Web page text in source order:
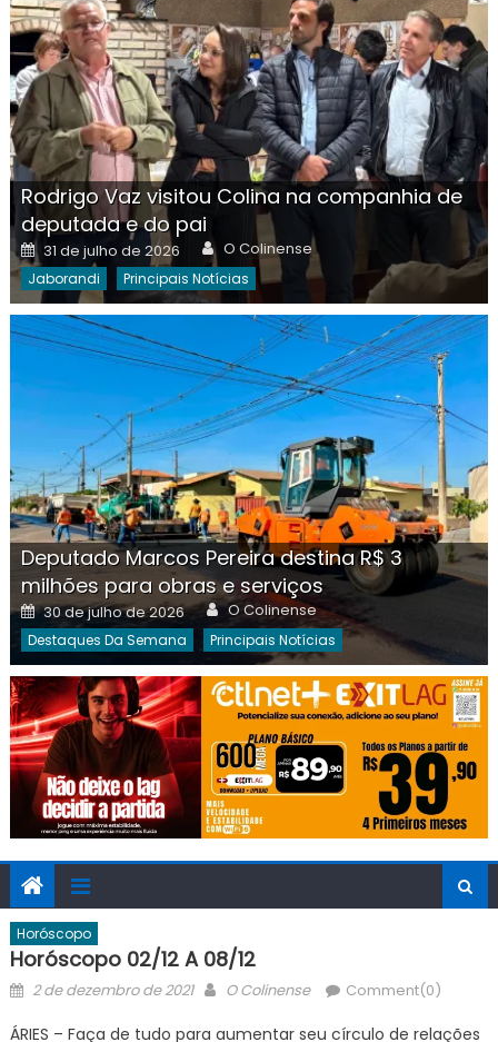
Rodrigo Vaz visitou Colina na companhia de
deputada e do pai
Posted
on
31 de julho de 2026 Author
O Colinense
Jaborandi Principais Notícias
Deputado Marcos Pereira destina R$ 3
milhões para obras e serviços
Posted
on
30 de julho de 2026 Author
O Colinense
Destaques Da Semana Principais Notícias
Horóscopo
Horóscopo 02/12 A 08/12
Posted
2 de dezembro de 2021 Author
O Colinense Comment(0)
ÁRIES – Faça de tudo para aumentar seu círculo de relações